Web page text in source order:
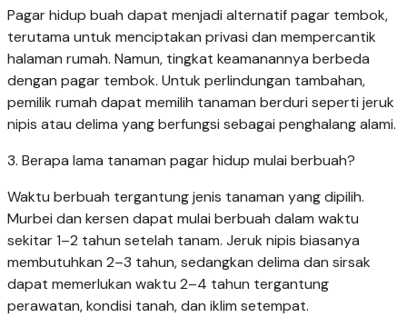
Pagar hidup buah dapat menjadi alternatif pagar tembok,
terutama untuk menciptakan privasi dan mempercantik
halaman rumah. Namun, tingkat keamanannya berbeda
dengan pagar tembok. Untuk perlindungan tambahan,
pemilik rumah dapat memilih tanaman berduri seperti jeruk
nipis atau delima yang berfungsi sebagai penghalang alami.
3. Berapa lama tanaman pagar hidup mulai berbuah?
Waktu berbuah tergantung jenis tanaman yang dipilih.
Murbei dan kersen dapat mulai berbuah dalam waktu
sekitar 1–2 tahun setelah tanam. Jeruk nipis biasanya
membutuhkan 2–3 tahun, sedangkan delima dan sirsak
dapat memerlukan waktu 2–4 tahun tergantung
perawatan, kondisi tanah, dan iklim setempat.